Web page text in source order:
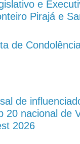
e
Pirajá e
de
de
20 nacional de
2026